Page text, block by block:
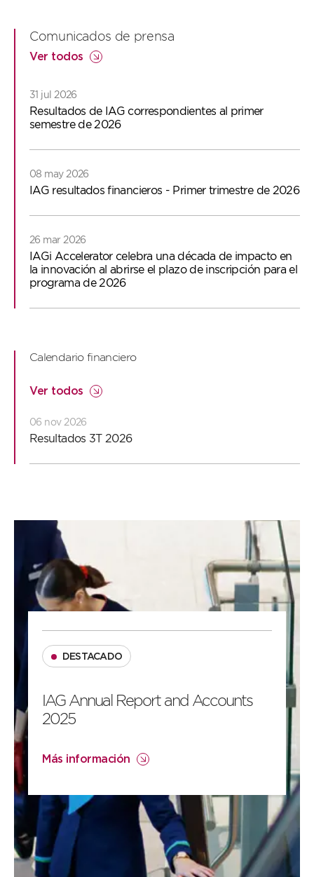
1
7
6
5
7
6
5
4
3
2
Comunicados de prensa
Ver todos
31 jul 2026
Resultados de IAG correspondientes al primer
semestre de 2026
08 may 2026
IAG resultados financieros - Primer trimestre de 2026
26 mar 2026
IAGi Accelerator celebra una década de impacto en
la innovación al abrirse el plazo de inscripción para el
programa de 2026
Calendario financiero
Ver todos
06 nov 2026
Resultados 3T 2026
DESTACADO
IAG Annual Report and Accounts
2025
Más información